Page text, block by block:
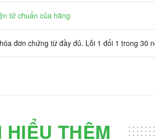
tử chuẩn của hãng
đơn chứng từ đầy đủ. Lỗi 1 đổi 1 trong 30
HIỂU THÊM